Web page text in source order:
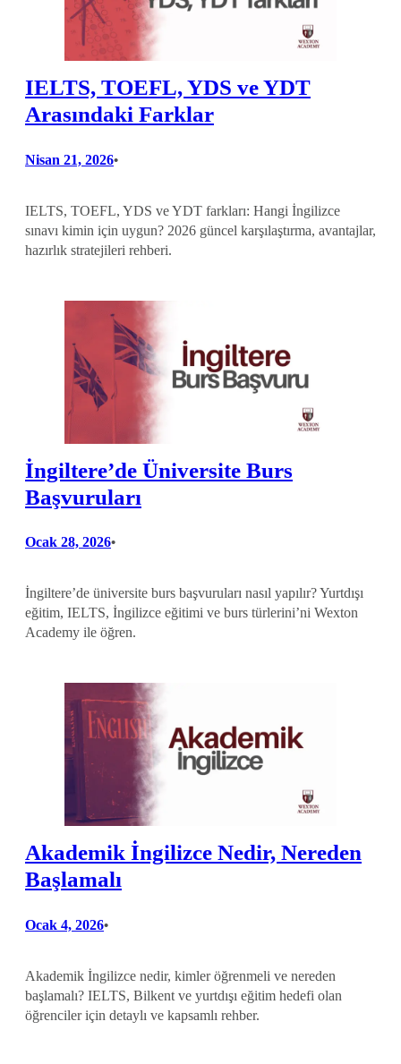
IELTS, TOEFL, YDS ve YDT
Arasındaki Farklar
Nisan 21, 2026•
IELTS, TOEFL, YDS ve YDT farkları: Hangi İngilizce
sınavı kimin için uygun? 2026 güncel karşılaştırma, avantajlar,
hazırlık stratejileri rehberi.
İngiltere’de Üniversite Burs
Başvuruları
Ocak 28, 2026•
İngiltere’de üniversite burs başvuruları nasıl yapılır? Yurtdışı
eğitim, IELTS, İngilizce eğitimi ve burs türlerini’ni Wexton
Academy ile öğren.
Akademik İngilizce Nedir, Nereden
Başlamalı
Ocak 4, 2026•
Akademik İngilizce nedir, kimler öğrenmeli ve nereden
başlamalı? IELTS, Bilkent ve yurtdışı eğitim hedefi olan
öğrenciler için detaylı ve kapsamlı rehber.